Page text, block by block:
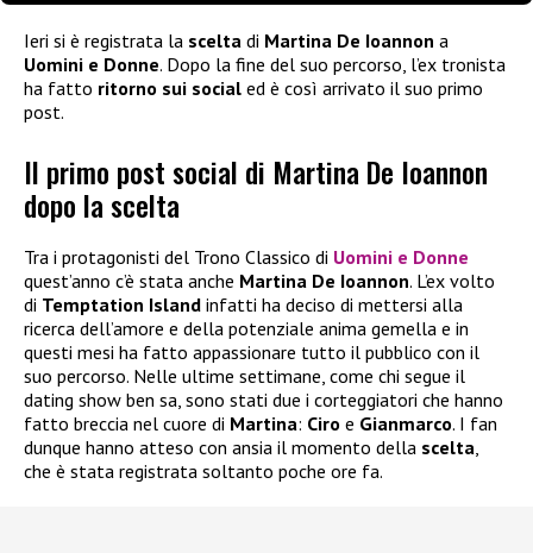
Ieri si è registrata la scelta di Martina De Ioannon a
Uomini e Donne. Dopo la fine del suo percorso, l’ex tronista
ha fatto ritorno sui social ed è così arrivato il suo primo
post.
Il primo post social di Martina De Ioannon
dopo la scelta
Tra i protagonisti del Trono Classico di Uomini e Donne
quest’anno c’è stata anche Martina De Ioannon. L’ex volto
di Temptation Island infatti ha deciso di mettersi alla
ricerca dell’amore e della potenziale anima gemella e in
questi mesi ha fatto appassionare tutto il pubblico con il
suo percorso. Nelle ultime settimane, come chi segue il
dating show ben sa, sono stati due i corteggiatori che hanno
fatto breccia nel cuore di Martina: Ciro e Gianmarco. I fan
dunque hanno atteso con ansia il momento della scelta,
che è stata registrata soltanto poche ore fa.